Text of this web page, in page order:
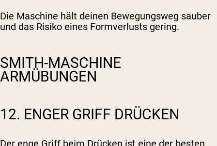
Die Maschine hält deinen Bewegungsweg sauber
und das Risiko eines Formverlusts gering.
SMITH-MASCHINE
ARMÜBUNGEN
12. ENGER GRIFF DRÜCKEN
Der enge Griff beim Drücken ist eine der besten